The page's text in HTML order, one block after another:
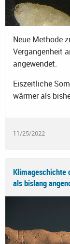
Neue Methode
Vergangenheit
angewendet:
Eiszeitliche
wärmer als
11/25/2022
Klimageschichte
als bislang